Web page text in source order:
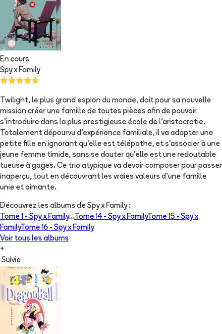
En cours
Spy x Family
Twilight, le plus grand espion du monde, doit pour sa nouvelle
mission créer une famille de toutes pièces afin de pouvoir
s'introduire dans la plus prestigieuse école de l'aristocratie.
Totalement dépourvu d'expérience familiale, il va adopter une
petite fille en ignorant qu'elle est télépathe, et s'associer à une
jeune femme timide, sans se douter qu'elle est une redoutable
tueuse à gages. Ce trio atypique va devoir composer pour passer
inaperçu, tout en découvrant les vraies valeurs d'une famille
unie et aimante.
Découvrez les albums de Spy x Family:
Tome 1 - Spy x Family...Tome 14 - Spy x FamilyTome 15 - Spy x
FamilyTome 16 - Spy x Family
Voir tous les albums
+
Suivie